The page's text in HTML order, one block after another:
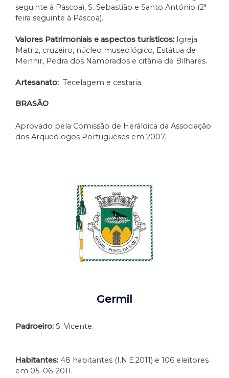
seguinte à Páscoa), S. Sebastião e Santo António (2ª
feira seguinte à Páscoa).
Valores Patrimoniais e aspectos turísticos: Igreja
Matriz, cruzeiro, núcleo museológico, Estátua de
Menhir, Pedra dos Namorados e citânia de Bilhares.
Artesanato: Tecelagem e cestaria.
BRASÃO
Aprovado pela Comissão de Heráldica da Associação
dos Arqueólogos Portugueses em 2007.
Germil
Padroeiro: S. Vicente.
Habitantes: 48 habitantes (I.N.E.2011) e 106 eleitores
em 05-06-2011.